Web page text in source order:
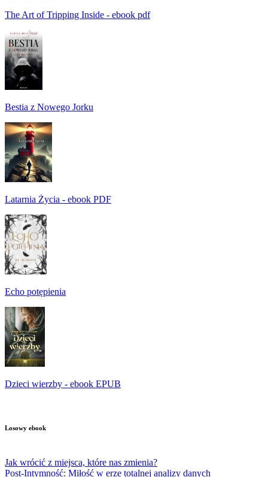
The Art of Tripping Inside - ebook pdf
Bestia z Nowego Jorku
Latarnia Życia - ebook PDF
Echo potępienia
Dzieci wierzby - ebook EPUB
Losowy ebook
Jak wrócić z miejsca, które nas zmienia?
Post-Intymność: Miłość w erze totalnej analizy danych